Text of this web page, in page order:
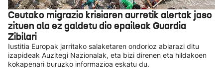
Ceutako migrazio krisiaren aurretik alertak jaso
zituen ala ez galdetu dio epaileak Guardia
Zibilari
Iustitia Europak jarritako salaketaren ondorioz abiarazi ditu
izapideak Auzitegi Nazionalak, eta bizi direnen eta hildakoen
kokapenari buruzko informazioa eskatu du.